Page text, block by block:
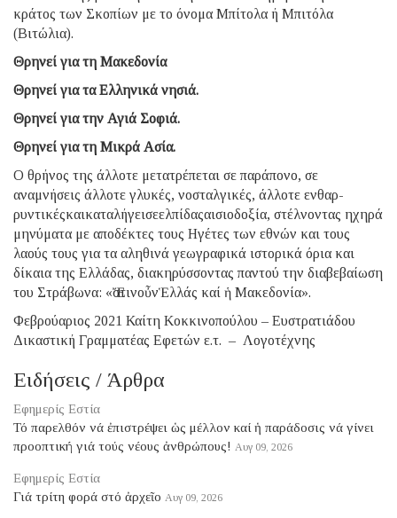
κράτος των Σκοπίων με το όνομα Μπίτολα ή Μπιτό­λα
(Βιτώλια).
Θρηνεί για τη Μακεδονία
Θρηνεί για τα Ελληνικά νησιά.
Θρηνεί για την Αγιά Σοφιά.
Θρηνεί για τη Μικρά Ασία.
Ο θρήνος της άλλοτε μετατρέπεται σε παράπονο, σε
αναμνήσεις άλλοτε γλυκές, νοσταλγικές, άλλοτε εν­θαρ­­
ρυντικέςκαικαταλήγεισεελπίδαςαισιοδοξία, στέλ­­νοντας ηχηρά
μηνύματα με αποδέκτες τους Ηγέ­τες των εθνών και τους
λαούς τους για τα αληθινά γεω­γραφικά ιστορικά όρια και
δίκαια της Ελλάδας, διακη­ρύσσοντας παντού την διαβεβαίωση
του Στράβωνα: «ἜστινοὖνἙλλάς καί ἡ Μακεδονία».
Φεβρούαριος 2021 Καίτη Κοκκινοπούλου – Ευστρατιάδου
Δικαστική Γραμματέας Εφετών ε.τ. – Λογοτέχνης
Ειδήσεις / Άρθρα
Εφημερίς Εστία
Τό παρελθόν νά ἐπιστρέψει ὡς μέλλον καί ἡ παράδοσις νά γίνει
προοπτική γιά τούς νέους ἀνθρώπους! Αυγ 09, 2026
Εφημερίς Εστία
Γιά τρίτη φορά στό ἀρχεῖο Αυγ 09, 2026